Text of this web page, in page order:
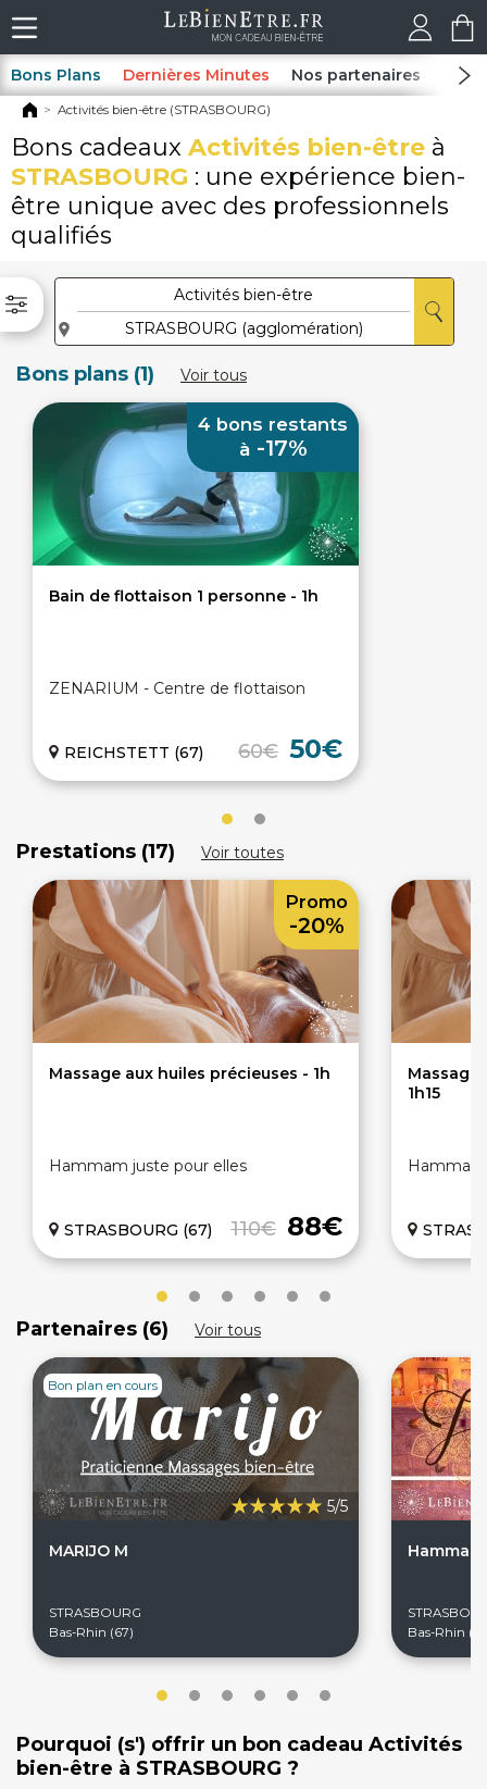
Bons Plans Dernières Minutes Nos partenaires Spas
Activités bien-être (STRASBOURG)
Bons cadeaux Activités bien-être à
STRASBOURG : une expérience bien-
être unique avec des professionnels
qualifiés
Bons plans (1) Voir tous
Bain de flottaison 1 personne - 1h
ZENARIUM - Centre de flottaison
60€ 50€
REICHSTETT (67)
4 bons restants
à -17%
Prestations (17) Voir toutes
Massage aux huiles précieuses - 1h
Hammam juste pour elles
110€ 88€
STRASBOURG (67)
Promo
-20%
Massage
1h15
Partenaires (6) Voir tous
5/5
MARIJO M
STRASBOURG
Bas-Rhin (67)
Bon plan en cours
Bas-Rhin
Pourquoi (s') offrir un bon cadeau Activités
bien-être à STRASBOURG ?
On discute ?
Email
Par ici... ;-)
Tél 03 20 14 99 99